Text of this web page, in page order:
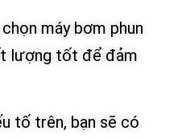
máy bơm phun
lượng tốt để đảm
tố trên, bạn sẽ có